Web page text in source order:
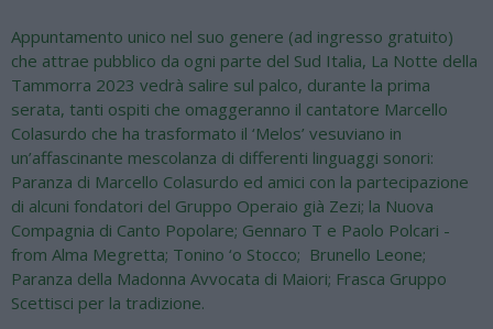
Appuntamento unico nel suo genere (ad ingresso gratuito)
che attrae pubblico da ogni parte del Sud Italia, La Notte della
Tammorra 2023 vedrà salire sul palco, durante la prima
serata, tanti ospiti che omaggeranno il cantatore Marcello
Colasurdo che ha trasformato il ‘Melos’ vesuviano in
un’affascinante mescolanza di differenti linguaggi sonori:
Paranza di Marcello Colasurdo ed amici con la partecipazione
di alcuni fondatori del Gruppo Operaio già Zezi; la Nuova
Compagnia di Canto Popolare; Gennaro T e Paolo Polcari -
from Alma Megretta; Tonino ‘o Stocco; Brunello Leone;
Paranza della Madonna Avvocata di Maiori; Frasca Gruppo
Scettisci per la tradizione.